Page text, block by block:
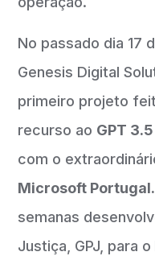
No passado dia 17
Genesis Digital
primeiro projeto
recurso ao GPT 3.5
com o
Microsoft Portugal.
semanas
Justiça, GPJ, para o